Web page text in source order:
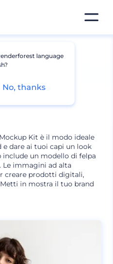
Felpa
Kit è il modo ideale
dare ai tuoi capi un look
un modello di felpa
Le immagini ad alta
creare prodotti digitali,
in mostra il tuo brand
language
No, thanks